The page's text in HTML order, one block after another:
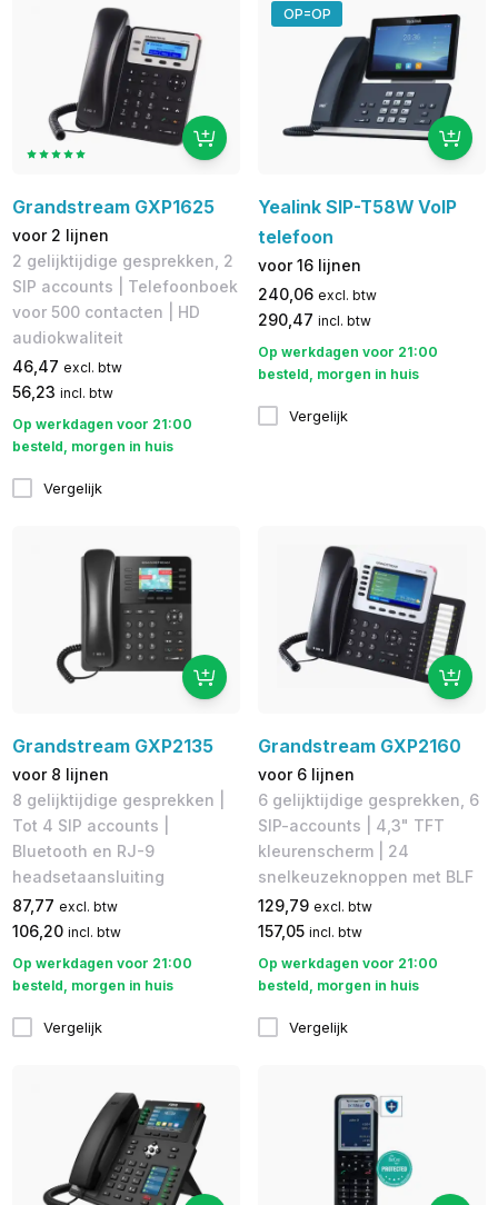
Grandstream GXP1625
voor 2 lijnen
2 gelijktijdige gesprekken, 2
SIP accounts | Telefoonboek
voor 500 contacten | HD
audiokwaliteit
46,47 excl. btw
56,23 incl. btw
Op werkdagen voor 21:00
besteld, morgen in huis
Vergelijk
OP=OP
Yealink SIP-T58W VoIP
telefoon
voor 16 lijnen
240,06 excl. btw
290,47 incl. btw
Op werkdagen voor 21:00
besteld, morgen in huis
Vergelijk
Grandstream GXP2135
voor 8 lijnen
8 gelijktijdige gesprekken |
Tot ​4 SIP accounts |
Bluetooth en RJ-9
headsetaansluiting
87,77 excl. btw
106,20 incl. btw
Op werkdagen voor 21:00
besteld, morgen in huis
Vergelijk
Grandstream GXP2160
voor 6 lijnen
6 gelijktijdige gesprekken, 6
SIP-accounts | 4,3" TFT
kleurenscherm | 24
snelkeuzeknoppen met BLF
129,79 excl. btw
157,05 incl. btw
Op werkdagen voor 21:00
besteld, morgen in huis
Vergelijk